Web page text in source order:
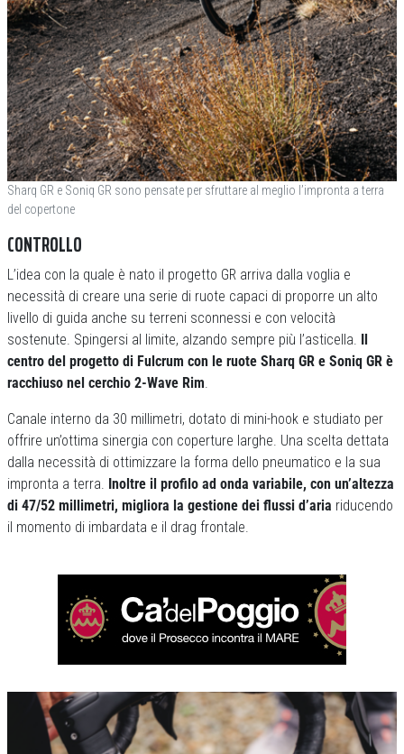
Sharq GR e Soniq GR sono pensate per sfruttare al meglio l’impronta a terra
del copertone
CONTROLLO
L’idea con la quale è nato il progetto GR arriva dalla voglia e
necessità di creare una serie di ruote capaci di proporre un alto
livello di guida anche su terreni sconnessi e con velocità
sostenute. Spingersi al limite, alzando sempre più l’asticella.
centro del progetto di Fulcrum con le ruote Sharq GR e Soniq GR è
racchiuso nel cerchio 2-Wave Rim.
Canale interno da 30 millimetri, dotato di mini-hook e studiato per
offrire un’ottima sinergia con coperture larghe. Una scelta dettata
dalla necessità di ottimizzare la forma dello pneumatico e la sua
impronta a terra. Inoltre il profilo ad onda variabile, con un’altezza
di 47/52 millimetri, migliora la gestione dei flussi d’aria riducendo
il momento di imbardata e il drag frontale.